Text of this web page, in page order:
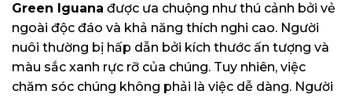
Green Iguana được ưa chuộng như thú cảnh bởi vẻ
ngoài độc đáo và khả năng thích nghi cao. Người
nuôi thường bị hấp dẫn bởi kích thước ấn tượng và
màu sắc xanh rực rỡ của chúng. Tuy nhiên, việc
chăm sóc chúng không phải là việc dễ dàng. Người